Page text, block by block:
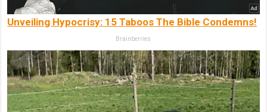
Unveiling Hypocrisy: 15 Taboos The Bible Condemns!
Brainberries